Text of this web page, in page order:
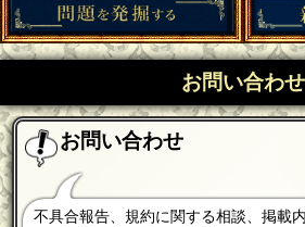
お問い合わせ
お問い合わせ
不具合報告、規約に関する相談、掲載